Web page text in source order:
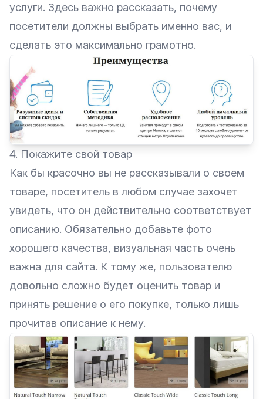
услуги. Здесь важно рассказать, почему
посетители должны выбрать именно вас, и
сделать это максимально грамотно.
4. Покажите свой товар
Как бы красочно вы не рассказывали о своем
товаре, посетитель в любом случае захочет
увидеть, что он действительно соответствует
описанию. Обязательно добавьте фото
хорошего качества, визуальная часть очень
важна для сайта. К тому же, пользователю
довольно сложно будет оценить товар и
принять решение о его покупке, только лишь
прочитав описание к нему.